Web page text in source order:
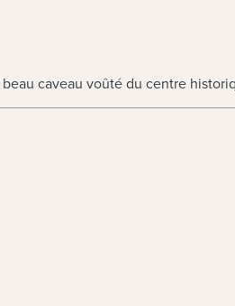
caveau voûté du centre